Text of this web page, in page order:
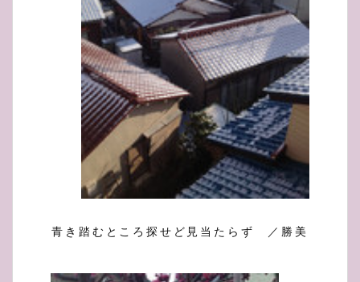
青き踏むところ探せど見当たらず ／勝美